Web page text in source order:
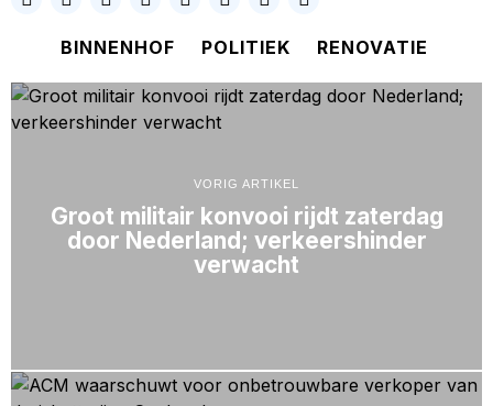
BINNENHOF POLITIEK RENOVATIE
VORIG ARTIKEL
Groot militair konvooi rijdt zaterdag
door Nederland; verkeershinder
verwacht